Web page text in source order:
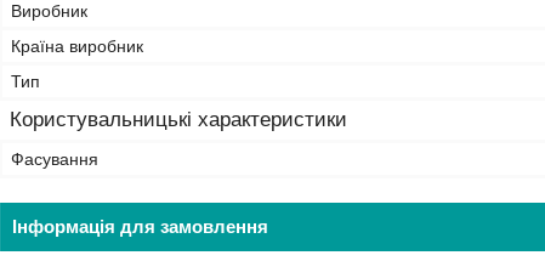
Виробник
Країна виробник
Тип
Користувальницькі характеристики
Фасування
Інформація для замовлення